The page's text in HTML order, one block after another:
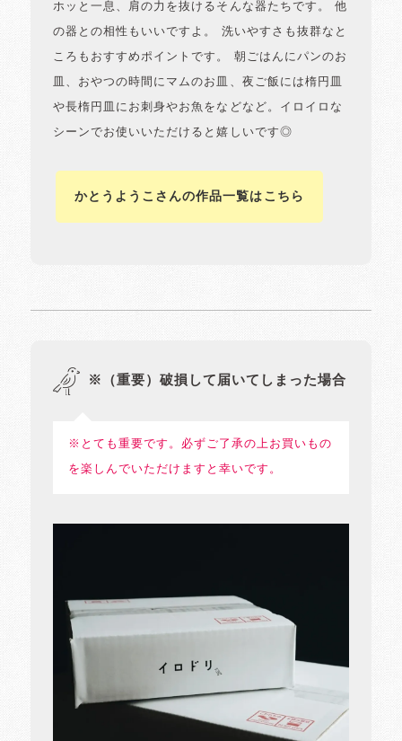
ホッと一息、肩の力を抜けるそんな器たちです。 他
の器との相性もいいですよ。 洗いやすさも抜群なと
ころもおすすめポイントです。 朝ごはんにパンのお
皿、おやつの時間にマムのお皿、夜ご飯には楕円皿
や長楕円皿にお刺身やお魚をなどなど。イロイロな
シーンでお使いいただけると嬉しいです◎
かとうようこさんの作品一覧はこちら
※（重要）破損して届いてしまった場合
※とても重要です。必ずご了承の上お買いもの
を楽しんでいただけますと幸いです。